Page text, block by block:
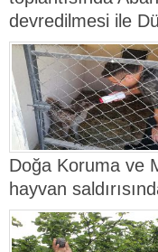
devredilmesi ile
Doğa Koruma ve
hayvan